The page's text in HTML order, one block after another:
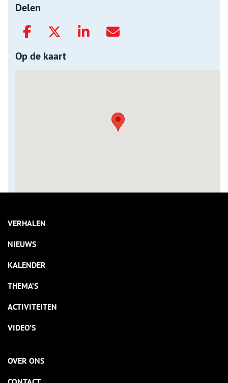
Delen
Op de kaart
VERHALEN
NIEUWS
KALENDER
THEMA’S
ACTIVITEITEN
VIDEO’S
OVER ONS